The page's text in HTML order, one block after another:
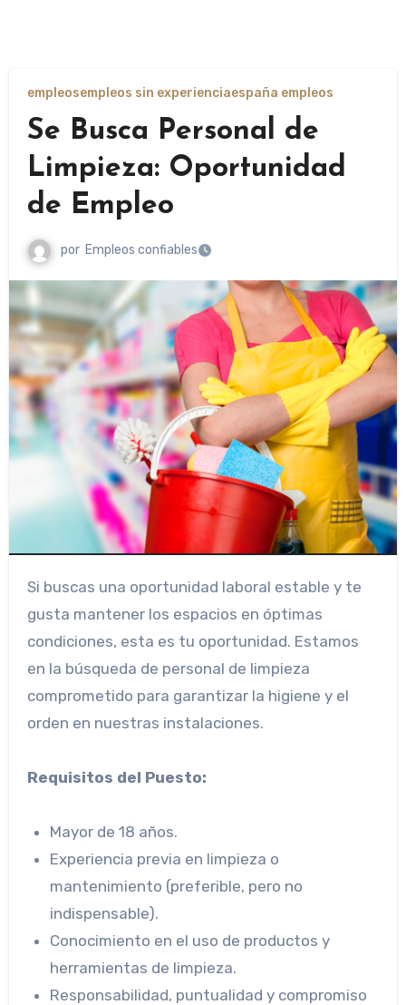
empleosempleos sin experienciaespaña empleos
Se Busca Personal de
Limpieza: Oportunidad
de Empleo
por Empleos confiables
Si buscas una oportunidad laboral estable y te
gusta mantener los espacios en óptimas
condiciones, esta es tu oportunidad. Estamos
en la búsqueda de personal de limpieza
comprometido para garantizar la higiene y el
orden en nuestras instalaciones.
Requisitos del Puesto:
Mayor de 18 años.
Experiencia previa en limpieza o
mantenimiento (preferible, pero no
indispensable).
Conocimiento en el uso de productos y
herramientas de limpieza.
Responsabilidad, puntualidad y compromiso